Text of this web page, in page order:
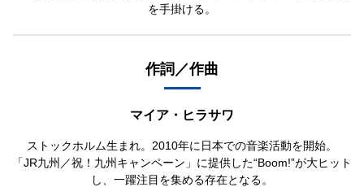
を手掛ける。
作詞／作曲
マイア・ヒラサワ
ストックホルム生まれ。2010年に日本での音楽活動を開始。
「JR九州／祝！九州キャンペーン」に提供した“Boom!”が大ヒット
し、一躍注目を集める存在となる。